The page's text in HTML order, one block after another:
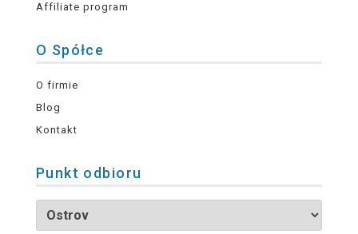
Affiliate program
O Spółce
O firmie
Blog
Kontakt
Punkt odbioru